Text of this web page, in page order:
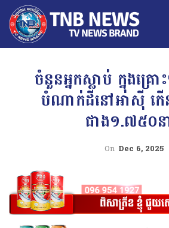
ចំនួនអ្នកស្លាប់ ក្នុងគ្រ
បំណាក់ដីនៅអាស៊ី ក
ជាង១.៧៥០
On Dec 6, 2025